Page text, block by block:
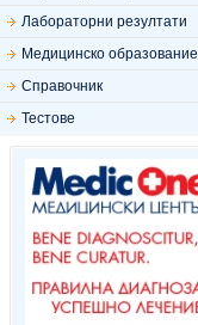
Лабораторни резултати
Медицинско образование
Справочник
Тестове